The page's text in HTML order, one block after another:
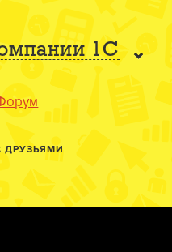
1С
ДРУЗЬЯМИ